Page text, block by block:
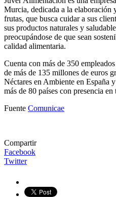
Murcia, dedicada a la elaboración
frutas, que busca cuidar a sus
sus productos naturales y
preocupándose de que sean
calidad alimentaria.
Cuenta con más de 350
de más de 135 millones de euros
Néctares en Ambiente en España
más de 80 países con presencia
Fuente Comunicae
Compartir
Facebook
Twitter